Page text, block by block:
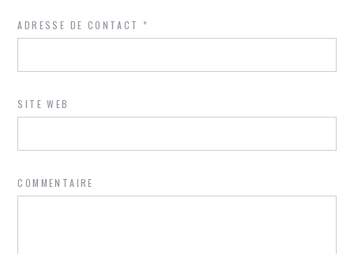
ADRESSE DE CONTACT*
SITE WEB
COMMENTAIRE